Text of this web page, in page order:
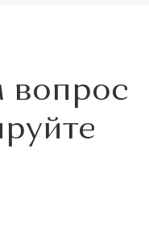
вопрос